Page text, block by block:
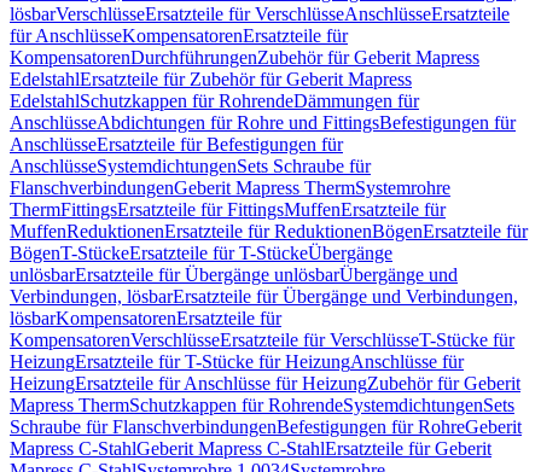
lösbarVerschlüsseErsatzteile für VerschlüsseAnschlüsseErsatzteile
für AnschlüsseKompensatorenErsatzteile für
KompensatorenDurchführungenZubehör für Geberit Mapress
EdelstahlErsatzteile für Zubehör für Geberit Mapress
EdelstahlSchutzkappen für RohrendeDämmungen für
AnschlüsseAbdichtungen für Rohre und FittingsBefestigungen für
AnschlüsseErsatzteile für Befestigungen für
AnschlüsseSystemdichtungenSets Schraube für
FlanschverbindungenGeberit Mapress ThermSystemrohre
ThermFittingsErsatzteile für FittingsMuffenErsatzteile für
MuffenReduktionenErsatzteile für ReduktionenBögenErsatzteile für
BögenT-StückeErsatzteile für T-StückeÜbergänge
unlösbarErsatzteile für Übergänge unlösbarÜbergänge und
Verbindungen, lösbarErsatzteile für Übergänge und Verbindungen,
lösbarKompensatorenErsatzteile für
KompensatorenVerschlüsseErsatzteile für VerschlüsseT-Stücke für
HeizungErsatzteile für T-Stücke für HeizungAnschlüsse für
HeizungErsatzteile für Anschlüsse für HeizungZubehör für Geberit
Mapress ThermSchutzkappen für RohrendeSystemdichtungenSets
Schraube für FlanschverbindungenBefestigungen für RohreGeberit
Mapress C-StahlGeberit Mapress C-StahlErsatzteile für Geberit